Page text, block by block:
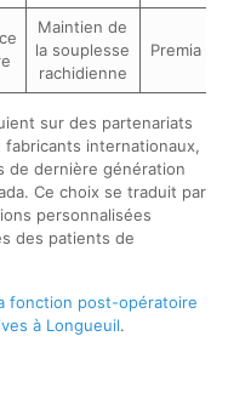
Maintien de
la souplesse
rachidienne
Premia Spine
sur des partenariats
internationaux,
de dernière génération
Ce choix se traduit par
personnalisées
des patients de
fonction post-opératoire
à Longueuil.